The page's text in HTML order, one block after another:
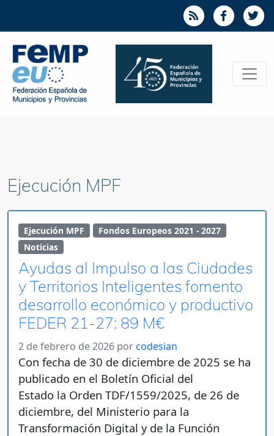
Ejecución MPF
Ejecución MPF
Fondos Europeos 2021 - 2027
Noticias
Ayudas al Impulso a las Ciudades
y Territorios Inteligentes fomento
desarrollo económico y productivo
FEDER 21-27: 89 M€
2 de febrero de 2026 por codesian
Con fecha de 30 de diciembre de 2025 se ha
publicado en el Boletín Oficial del
Estado la Orden TDF/1559/2025, de 26 de
diciembre, del Ministerio para la
Transformación Digital y de la Función